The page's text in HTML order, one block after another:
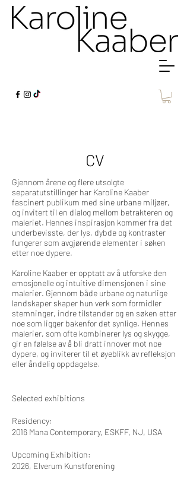
CV
Gjennom årene og flere utsolgte
separatutstillinger har Karoline Kaaber
fascinert publikum med sine urbane miljøer,
og invitert til en dialog mellom betrakteren og
maleriet. Hennes inspirasjon kommer fra det
underbevisste, der lys, dybde og kontraster
fungerer som avgjørende elementer i søken
etter noe dypere.
Karoline Kaaber er opptatt av å utforske den
emosjonelle og intuitive dimensjonen i sine
malerier. Gjennom både urbane og naturlige
landskaper skaper hun verk som formidler
stemninger, indre tilstander og en søken etter
noe som ligger bakenfor det synlige. Hennes
malerier, som ofte kombinerer lys og skygge,
gir en følelse av å bli dratt innover mot noe
dypere, og inviterer til et øyeblikk av refleksjon
eller åndelig oppdagelse.​
Selected exhibitions
Residency:
2016 Mana Contemporary, ESKFF, NJ, USA
Upcoming Exhibition:
2026, Elverum Kunstforening